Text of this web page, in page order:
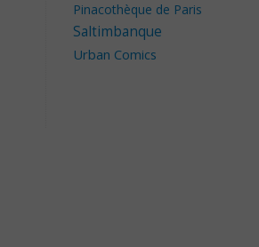
Pinacothèque de Paris
Saltimbanque
Urban Comics